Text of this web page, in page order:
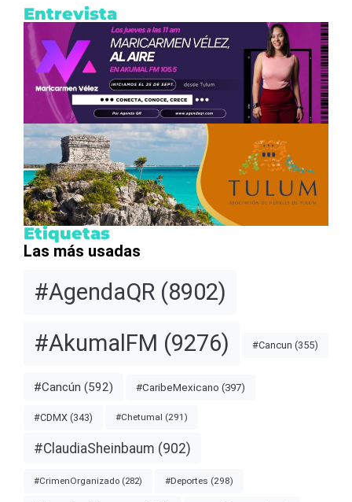
Entrevista
Etiquetas
Las más usadas
#AgendaQR (8902)
#AkumalFM (9276) #Cancun (355)
#Cancún (592) #CaribeMexicano (397)
#CDMX (343) #Chetumal (291)
#ClaudiaSheinbaum (902)
#CrimenOrganizado (282) #Deportes (298)